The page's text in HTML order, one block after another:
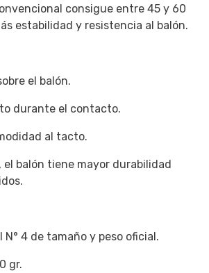
consigue entre 45 y 60
estabilidad y resistencia al balón.
el balón.
durante el contacto.
al tacto.
el balón tiene mayor durabilidad
4 de tamaño y peso oficial.
gr.